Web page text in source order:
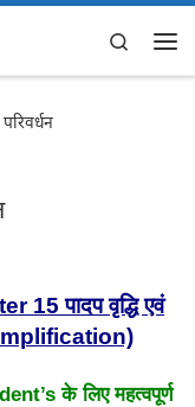
Search
पादप वृद्धि एवं
के लिए महत्वपूर्ण